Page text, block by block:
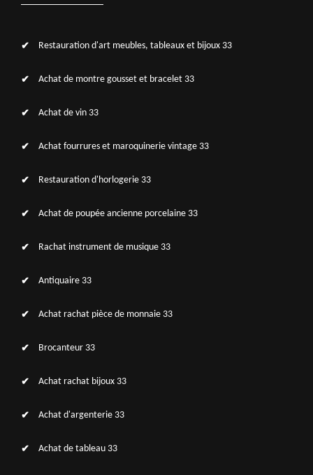
Restauration d'art meubles, tableaux et bijoux 33
Achat de montre gousset et bracelet 33
Achat de vin 33
Achat fourrures et maroquinerie vintage 33
Restauration d'horlogerie 33
Achat de poupée ancienne porcelaine 33
Rachat instrument de musique 33
Antiquaire 33
Achat rachat pièce de monnaie 33
Brocanteur 33
Achat rachat bijoux 33
Achat d'argenterie 33
Achat de tableau 33